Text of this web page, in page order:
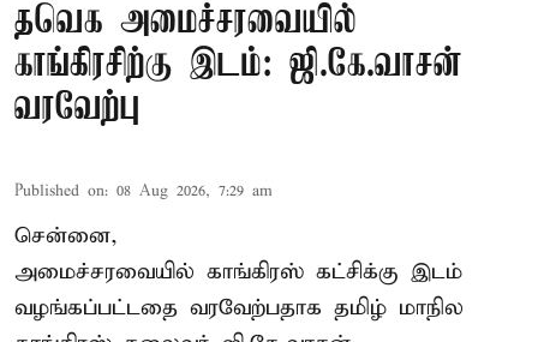
தவெக அமைச்சரவையில்
காங்கிரசிற்கு இடம்: ஜி.கே.வாசன்
வரவேற்பு
Published on: 08 Aug 2026, 7:29 am
சென்னை,
அமைச்சரவையில் காங்கிரஸ் கட்சிக்கு இடம்
வழங்கப்பட்டதை வரவேற்பதாக தமிழ் மாநில